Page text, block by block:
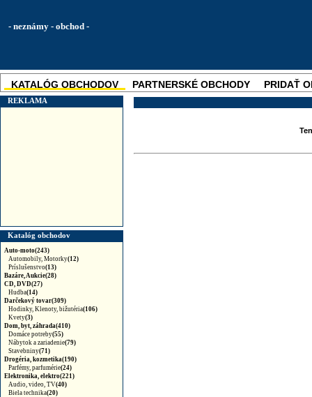
- neznámy - obchod -
KATALÓG OBCHODOV PARTNERSKÉ OBCHODY
PRIDAŤ
SKUPINOVÉ ZĽAVY NOVINKA
REKLAMA
Katalóg obchodov
Auto-moto(243)
Automobily, Motorky(12)
Príslušenstvo(13)
Bazáre, Aukcie(28)
CD, DVD(27)
Hudba(14)
Darčekový tovar(309)
Hodinky, Klenoty, bižutéria(106)
Kvety(3)
Dom, byt, záhrada(410)
Domáce potreby(55)
Nábytok a zariadenie(79)
Stavebniny(71)
Drogéria, kozmetika(190)
Parfémy, parfumérie(24)
Elektronika, elektro(221)
Audio, video, TV(40)
Biela technika(20)